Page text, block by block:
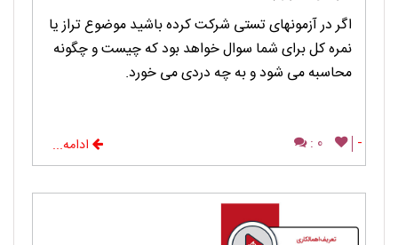
اگر در آزمونهای تستی شرکت کرده باشید موضوع تراز یا
نمره کل برای شما سوال خواهد بود که چیست و چگونه
محاسبه می شود و به چه دردی می خورد.
-
0 : ادامه...